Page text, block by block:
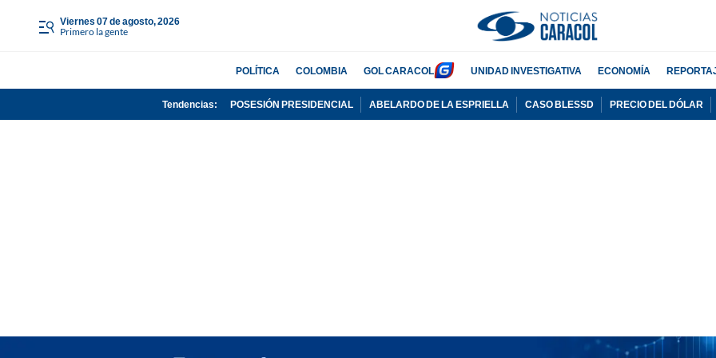
viernes 07 de agosto, 2026
Primero la gente
POLÍTICA COLOMBIA GOL CARACOL UNIDAD INVESTIGATIVA ECONOMÍA
Tendencias: POSESIÓN PRESIDENCIAL ABELARDO DE LA ESPRIELLA CASO BLESSD PRECIO DEL DÓLAR